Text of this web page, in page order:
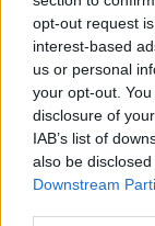
opt-out request
interest-based
us or personal
your opt-out.
disclosure of
IAB’s list of
also be
Downstream